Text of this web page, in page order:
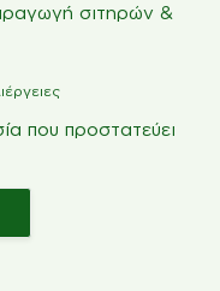
σιτηρών &
που προστατεύει